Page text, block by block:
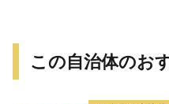
この自治体のお